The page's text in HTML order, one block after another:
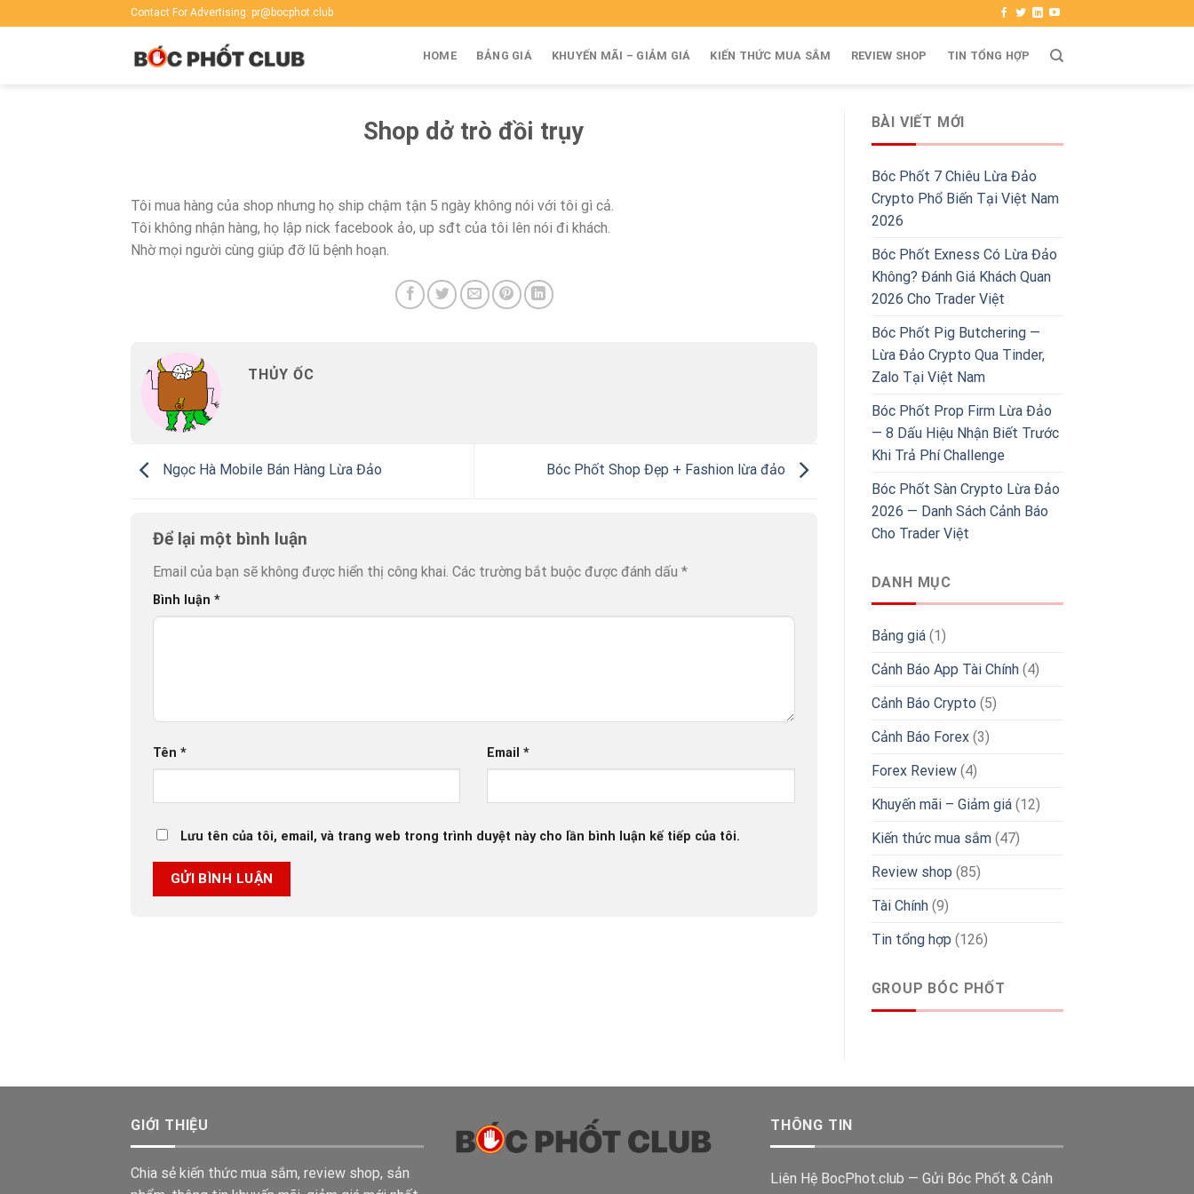
to
Contact For Advertising: pr@bocphot.club
HOME BẢNG GIÁ KHUYẾN MÃI – GIẢM GIÁ KIẾN THỨC MUA SẮM REVIEW SHOP TIN TỔNG HỢP
Shop dở trò đồi trụy
Tôi mua hàng của shop nhưng họ ship chậm tận 5 ngày không nói với tôi gì cả.
Tôi không nhận hàng, họ lập nick facebook ảo, up sđt của tôi lên nói đi khách.
Nhờ mọi người cùng giúp đỡ lũ bệnh hoạn.
THỦY ỐC
Ngọc Hà Mobile Bán Hàng Lừa Đảo Bóc Phốt Shop Đẹp + Fashion lừa đảo
Để lại một bình luận
Email của bạn sẽ không được hiển thị công khai. Các trường bắt buộc được đánh dấu *
Bình luận *
Tên * Email*
Lưu tên của tôi, email, và trang web trong trình duyệt này cho lần bình luận kế tiếp của tôi.
BÀI VIẾT MỚI
Bóc Phốt 7 Chiêu Lừa Đảo
Crypto Phổ Biến Tại Việt Nam
2026
Bóc Phốt Exness Có Lừa Đảo
Không? Đánh Giá Khách Quan
2026 Cho Trader Việt
Bóc Phốt Pig Butchering —
Lừa Đảo Crypto Qua Tinder,
Zalo Tại Việt Nam
Bóc Phốt Prop Firm Lừa Đảo
— 8 Dấu Hiệu Nhận Biết Trước
Khi Trả Phí Challenge
Bóc Phốt Sàn Crypto Lừa Đảo
2026 — Danh Sách Cảnh Báo
Cho Trader Việt
DANH MỤC
Bảng giá(1)
Cảnh Báo App Tài Chính(4)
Cảnh Báo Crypto (5)
Cảnh Báo Forex(3)
Forex Review(4)
Khuyến mãi – Giảm giá(12)
Kiến thức mua sắm(47)
Review shop (85)
Tài Chính(9)
Tin tổng hợp (126)
GROUP BÓC PHỐT
GIỚI THIỆU
Chia sẻ kiến thức mua sắm, review shop, sản
THÔNG TIN
Liên Hệ BocPhot.club — Gửi Bóc Phốt & Cảnh